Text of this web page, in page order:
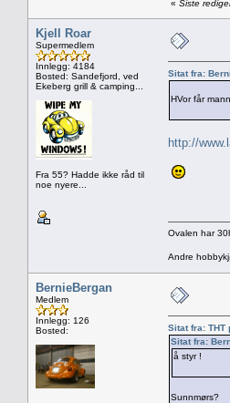
« Siste
Kjell Roar
Supermedlem
Innlegg: 4184
Bosted: Sandefjord, ved
Ekeberg grill & camping...
Fra 55? Hadde ikke råd til
noe nyere...
Sitat fra:
HVor får
http://
Ovalen har
Andre
BernieBergan
Medlem
Innlegg: 126
Bosted:
Sitat fra: THT
Sitat fra:
å styr !
Sunnmørs?